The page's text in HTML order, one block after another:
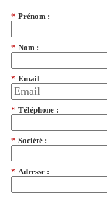
* Prénom :
* Nom :
* Email
* Téléphone :
* Société :
* Adresse :